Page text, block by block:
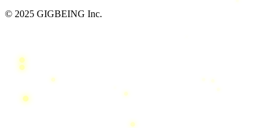
© 2025 GIGBEING Inc.